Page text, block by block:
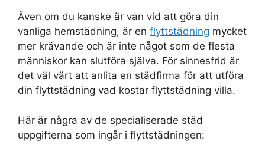
Även om du kanske är van vid att göra din
vanliga hemstädning, är en flyttstädning mycket
mer krävande och är inte något som de flesta
människor kan slutföra själva. För sinnesfrid är
det väl värt att anlita en städfirma för att utföra
din flyttstädning vad kostar flyttstädning villa.
Här är några av de specialiserade städ
uppgifterna som ingår i flyttstädningen: